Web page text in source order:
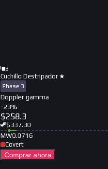
3
Cuchillo Destripador ★
Phase 3
Doppler gamma
-23%
$258.3
$337.30
MW0.0716
Covert
Comprar ahora